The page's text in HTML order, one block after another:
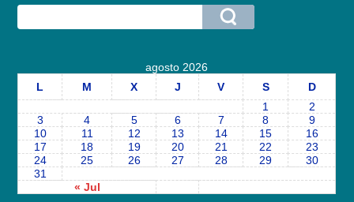
agosto 2026
L
M X J V S D
« Jul
1
2
3
4 5 6 7 8
9
10
11 12 13 14 15
16
17
18 19 20 21 22
23
24
25 26 27 28 29
30
31